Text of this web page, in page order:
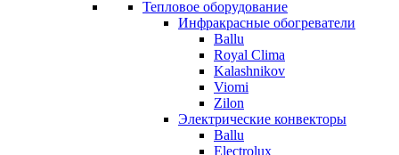
Тепловое оборудование
Инфракрасные обогреватели
Ballu
Royal Clima
Kalashnikov
Viomi
Zilon
Электрические конвекторы
Ballu
Electrolux